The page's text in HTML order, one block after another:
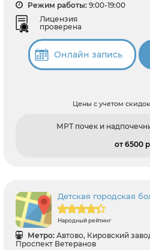
Режим работы: 9:00-19:00
Лицензия
проверена
Онлайн запись
Цены с учетом
МРТ почек и
от 6500
Детская городская
Народный рейтинг
Метро: Автово, Кировский
Проспект Ветеранов